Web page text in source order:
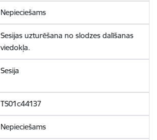
Nepieciešams
Sesijas uzturēšana no slodzes dalīšanas
viedokļa.
Sesija
TS01c44137
Nepieciešams